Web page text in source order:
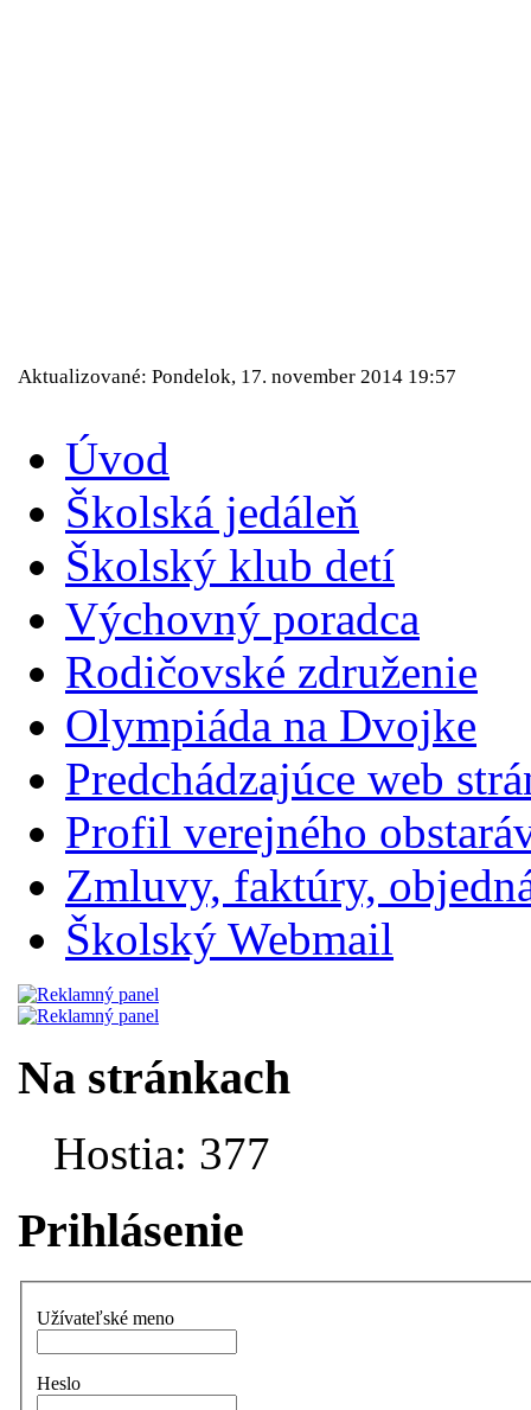
Aktualizované: Pondelok, 17. november 2014 19:57
Úvod
Školská jedáleň
Školský klub detí
Výchovný poradca
Rodičovské združenie
Olympiáda na Dvojke
Predchádzajúce web
Profil verejného
Zmluvy, faktúry,
Školský Webmail
Na stránkach
Hostia: 377
Prihlásenie
Užívateľské meno
Heslo